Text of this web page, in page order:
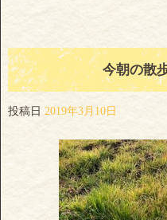
今朝の散
投稿日 2019年3月10日